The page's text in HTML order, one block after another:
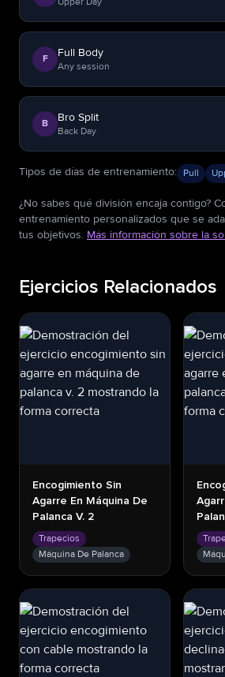
F Full Body
Any session
B Bro Split
Back Day
Tipos de días de entrenamiento: Pull
¿No sabes qué división encaja contigo?
entrenamiento personalizados que se
tus objetivos. Más información sobre la
Ejercicios Relacionados
Encogimiento Sin
Agarre En Máquina De
Palanca V. 2
Trapecios
Máquina De Palanca